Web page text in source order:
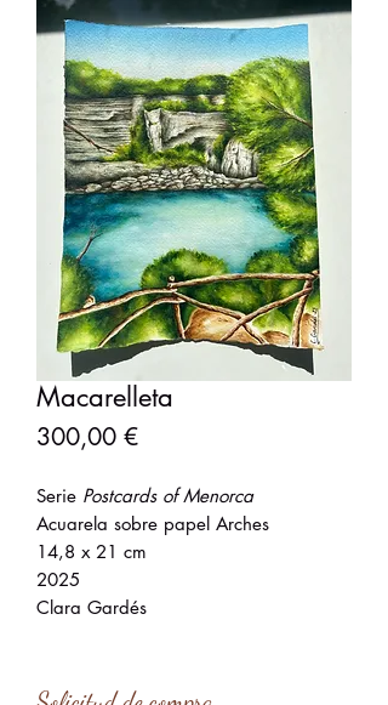
Macarelleta
300,00 €Precio
Serie Postcards of Menorca
Acuarela sobre papel Arches
14,8 x 21 cm
2025
Clara Gardés